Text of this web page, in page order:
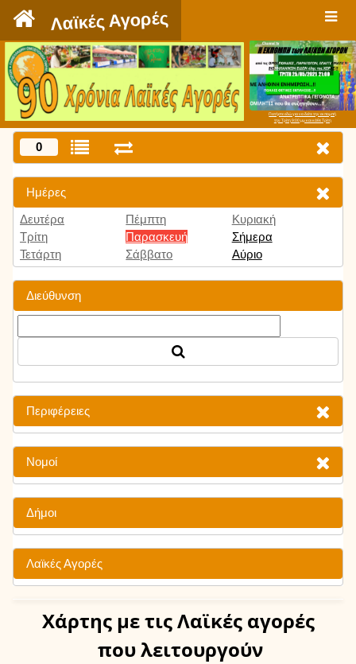
Λαϊκές Αγορές
Πατήστε εδώ για να δείτε την εκπομπή
την Τρίτη 9:00 μμ και κάθε Τρίτη
0
Ημέρες
Δευτέρα
Τρίτη
Τετάρτη
Πέμπτη
Παρασκευή
Σάββατο
Κυριακή
Σήμερα
Αύριο
Διεύθυνση
Περιφέρειες
Νομοί
Δήμοι
Λαϊκές Αγορές
Χάρτης με τις Λαϊκές αγορές
που λειτουργούν